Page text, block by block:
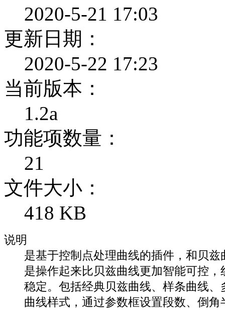
2020-5-21 17:03
更新日期：
2020-5-22 17:23
当前版本：
1.2a
功能项数量：
21
文件大小：
418 KB
说明
是基于控制点处理曲线的插件，和贝兹
是操作起来比贝兹曲线更加智能可控，
稳定。包括经典贝兹曲线、样条曲线、
曲线样式，通过参数框设置段数、倒角